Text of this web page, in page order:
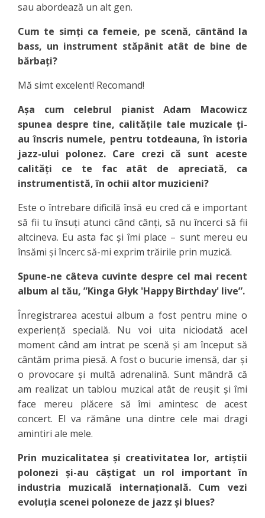
sau abordează un alt gen.
Cum te simți ca femeie, pe scenă, cântând la
bass, un instrument stăpânit atât de bine de
bărbați?
Mă simt excelent! Recomand!
Așa cum celebrul pianist Adam Macowicz
spunea despre tine, calitățile tale muzicale ți-
au înscris numele, pentru totdeauna, în istoria
jazz-ului polonez. Care crezi că sunt aceste
calități ce te fac atât de apreciată, ca
instrumentistă, în ochii altor muzicieni?
Este o întrebare dificilă însă eu cred că e important
să fii tu însuți atunci când cânți, să nu încerci să fii
altcineva. Eu asta fac și îmi place – sunt mereu eu
însămi și încerc să-mi exprim trăirile prin muzică.
Spune-ne câteva cuvinte despre cel mai recent
album al tău, ”Kinga Głyk 'Happy Birthday' live”.
Înregistrarea acestui album a fost pentru mine o
experiență specială. Nu voi uita niciodată acel
moment când am intrat pe scenă și am început să
cântăm prima piesă. A fost o bucurie imensă, dar și
o provocare și multă adrenalină. Sunt mândră că
am realizat un tablou muzical atât de reușit și îmi
face mereu plăcere să îmi amintesc de acest
concert. El va rămâne una dintre cele mai dragi
amintiri ale mele.
Prin muzicalitatea și creativitatea lor, artiștii
polonezi și-au câștigat un rol important în
industria muzicală internațională. Cum vezi
evoluția scenei poloneze de jazz și blues?